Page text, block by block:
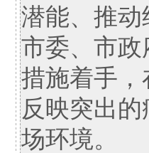
潜能、推
市委、市
措施着手
反映突出
场环境。